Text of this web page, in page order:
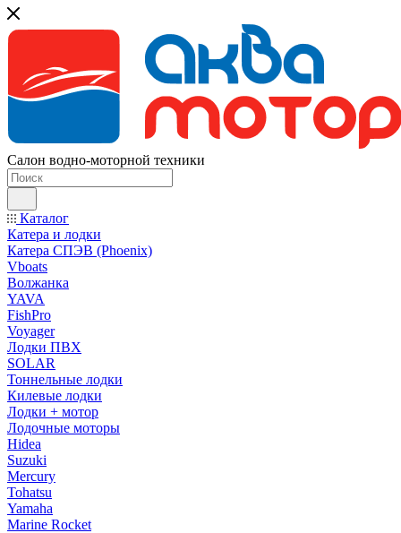
Салон водно-моторной техники
Каталог
Катера и лодки
Катера СПЭВ (Phoenix)
Vboats
Волжанка
YAVA
FishPro
Voyager
Лодки ПВХ
SOLAR
Тоннельные лодки
Килевые лодки
Лодки + мотор
Лодочные моторы
Hidea
Suzuki
Mercury
Tohatsu
Yamaha
Marine Rocket